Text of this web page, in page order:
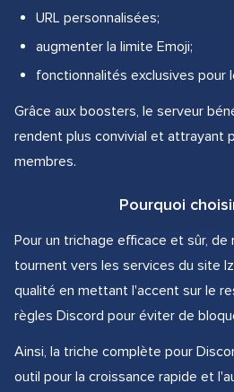
URL personnalisées;
augmenter la limite Emoji;
fonctionnalités exclusives pour
Grâce aux boosters, le serveur
rendent plus convivial et attrayant
membres.
Pourquoi
Pour un trichage efficace et sûr,
tournent vers les services du site
qualité en mettant l'accent sur le
règles Discord pour éviter de
Ainsi, la triche complète pour
outil pour la croissance rapide et